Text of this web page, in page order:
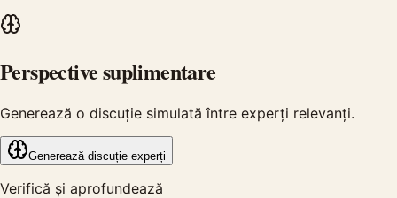
Perspective suplimentare
Generează o discuție simulată între experți relevanți.
Generează discuție experți
Verifică și aprofundează